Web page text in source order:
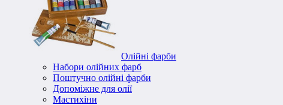
Олійні фарби
Набори олійних фарб
Поштучно олійні фарби
Допоміжне для олії
Мастихіни